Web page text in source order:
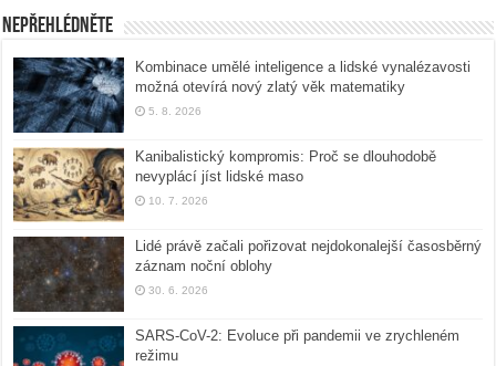
Nepřehlédněte
Kombinace umělé inteligence a lidské vynalézavosti
možná otevírá nový zlatý věk matematiky
5. 8. 2026
Kanibalistický kompromis: Proč se dlouhodobě
nevyplácí jíst lidské maso
10. 7. 2026
Lidé právě začali pořizovat nejdokonalejší časosběrný
záznam noční oblohy
30. 6. 2026
SARS-CoV-2: Evoluce při pandemii ve zrychleném
režimu